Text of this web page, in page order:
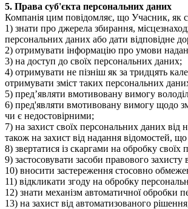
5. Права суб'єкта персональних даних
Компанія цим повідомляє, що Учасник, як
1) знати про джерела збирання,
персональних даних або дати відповідне
2) отримувати інформацію про умови
3) на доступ до своїх персональних даних;
4) отримувати не пізніш як за тридцять
отримувати зміст таких персональних
5) пред’являти вмотивовану вимогу
6) пред'являти вмотивовану вимогу щодо
чи є недостовірними;
7) на захист своїх персональних даних
також на захист від надання відомостей,
8) звертатися із скаргами на обробку
9) застосовувати засоби правового
10) вносити застереження стосовно
11) відкликати згоду на обробку
12) знати механізм автоматичної обробки
13) на захист від автоматизованого